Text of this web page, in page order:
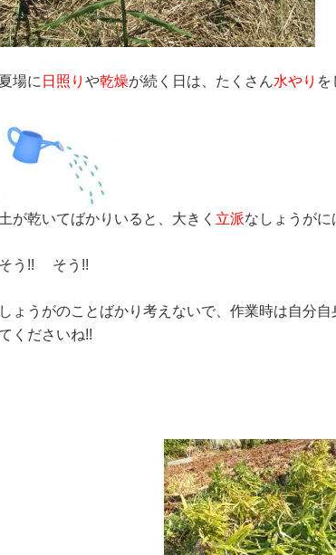
夏場に 日照り や乾燥が続く日は、たくさん水やり を
土が乾いてばかりいると、大きく 立派なしょうがに
そう!! そう!!
しょうがのことばかり考えないで、作業時は自分自
てくださいね!!